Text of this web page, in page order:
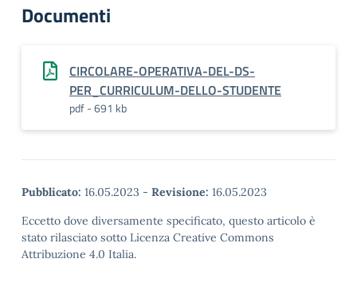
Documenti
CIRCOLARE-OPERATIVA-DEL-DS-
PER_CURRICULUM-DELLO-STUDENTE
pdf - 691 kb
Pubblicato: 16.05.2023 - Revisione: 16.05.2023
Eccetto dove diversamente specificato, questo articolo è
stato rilasciato sotto Licenza Creative Commons
Attribuzione 4.0 Italia.